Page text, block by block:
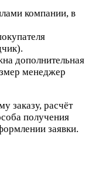
компании, в
дополнительная
менеджер
заказу, расчёт
получения
заявки.